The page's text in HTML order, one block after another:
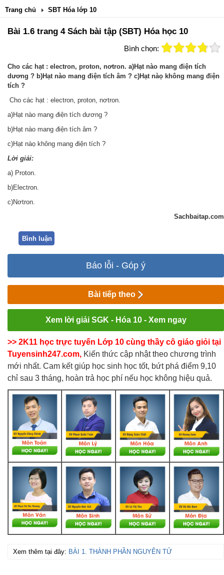
Trang chủ SBT Hóa lớp 10
Bài 1.6 trang 4 Sách bài tập (SBT) Hóa học 10
Bình chọn:
Cho các hạt : electron, proton, nơtron. a)Hạt nào mang điện tích
dương ? b)Hạt nào mang điện tích âm ? c)Hạt nàọ không mang điện
tích ?
Cho các hạt : electron, proton, nơtron.
a)Hạt nào mang điện tích dương ?
b)Hạt nào mang điện tích âm ?
c)Hạt nàọ không mang điện tích ?
Lời giải:
a) Proton.
b)Electron.
c)Nơtron.
Sachbaitap.com
Bình luận
Báo lỗi - Góp ý
Bài tiếp theo
Xem lời giải SGK - Hóa 10 - Xem ngay
>> 2K11 học trực tuyến Lớp 10 cùng thầy cô giáo giỏi tại
Tuyensinh247.com, Kiến thức cập nhật theo chương trình
mới nhất. Cam kết giúp học sinh học tốt, bứt phá điểm 9,10
chỉ sau 3 tháng, hoàn trả học phí nếu học không hiệu quả.
Xem thêm tại đây: BÀI 1. THÀNH PHẦN NGUYÊN TỬ